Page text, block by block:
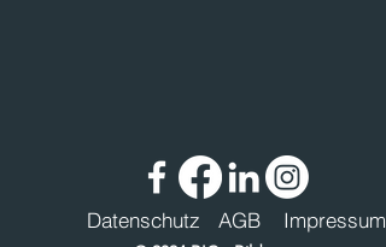
Impressum
Datenschutz AGB